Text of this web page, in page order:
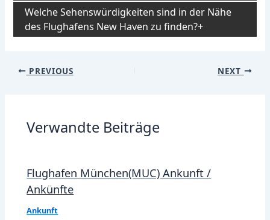
Welche Sehenswürdigkeiten sind in der Nähe
des Flughafens New Haven zu finden?
Post
PREVIOUS NEXT
Verwandte Beiträge
Flughafen München(MUC) Ankunft /
Ankünfte
Ankunft